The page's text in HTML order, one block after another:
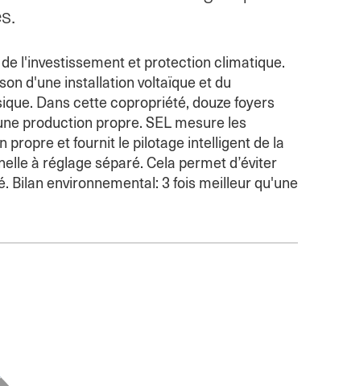
l'investissement et protection climatique.
d'une installation voltaïque et du
Dans cette copropriété, douze foyers
production propre. SEL mesure les
propre et fournit le pilotage intelligent de la
à réglage séparé. Cela permet d’éviter
Bilan environnemental: 3 fois meilleur qu'une